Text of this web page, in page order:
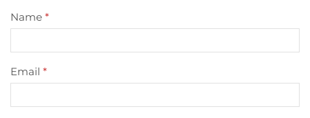
Name *
Email *